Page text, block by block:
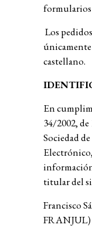
formularios
Los
castellano.
En
34/2002,
Sociedad
titular del
Francisco
FRANJUL)